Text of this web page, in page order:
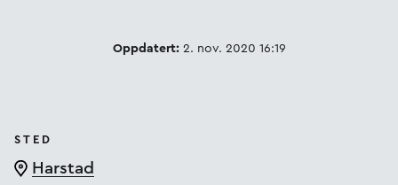
Oppdatert:2. nov. 2020 16:19
STED
Harstad